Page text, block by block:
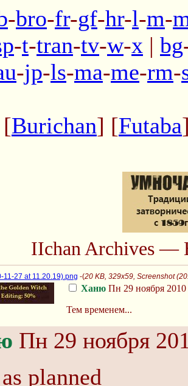
-bro-fr-gf-hr-l-m-
-t-tran-tv-w-x | bg
-jp-ls-ma-me-rm-
[Burichan] [Futaba
IIchan Archives —
11-27 at 11.20.19).png -(20 KB, 329x59, Screenshot
Ханю Пн 29 ноября 2010
Тем временем...
Пн 29 ноября
planned